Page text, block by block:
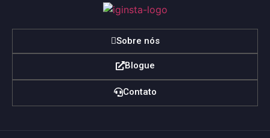
Sobre nós
Blogue
Contato